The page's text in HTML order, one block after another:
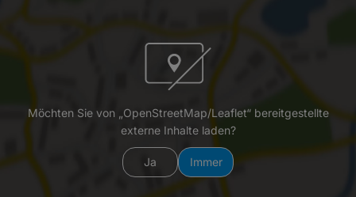
Möchten Sie von „OpenStreetMap/Leaflet“ bereitgestellte
externe Inhalte laden?
Ja Immer